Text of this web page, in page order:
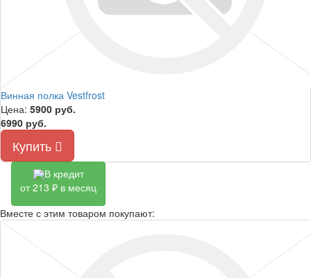
Винная полка Vestfrost
Цена: 5900 руб.
6990 руб.
Купить
В кредит
от 213 ₽ в месяц
Вместе с этим товаром покупают: